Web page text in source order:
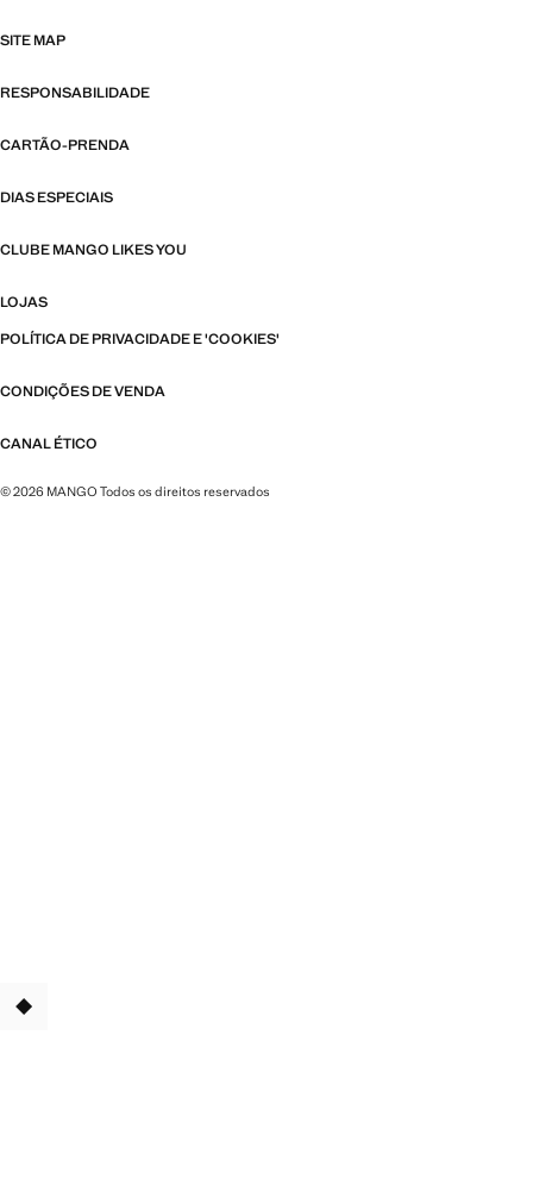
SITE MAP
RESPONSABILIDADE
CARTÃO-PRENDA
DIAS ESPECIAIS
CLUBE MANGO LIKES YOU
LOJAS
POLÍTICA DE PRIVACIDADE E 'COOKIES'
CONDIÇÕES DE VENDA
CANAL ÉTICO
© 2026 MANGO Todos os direitos reservados